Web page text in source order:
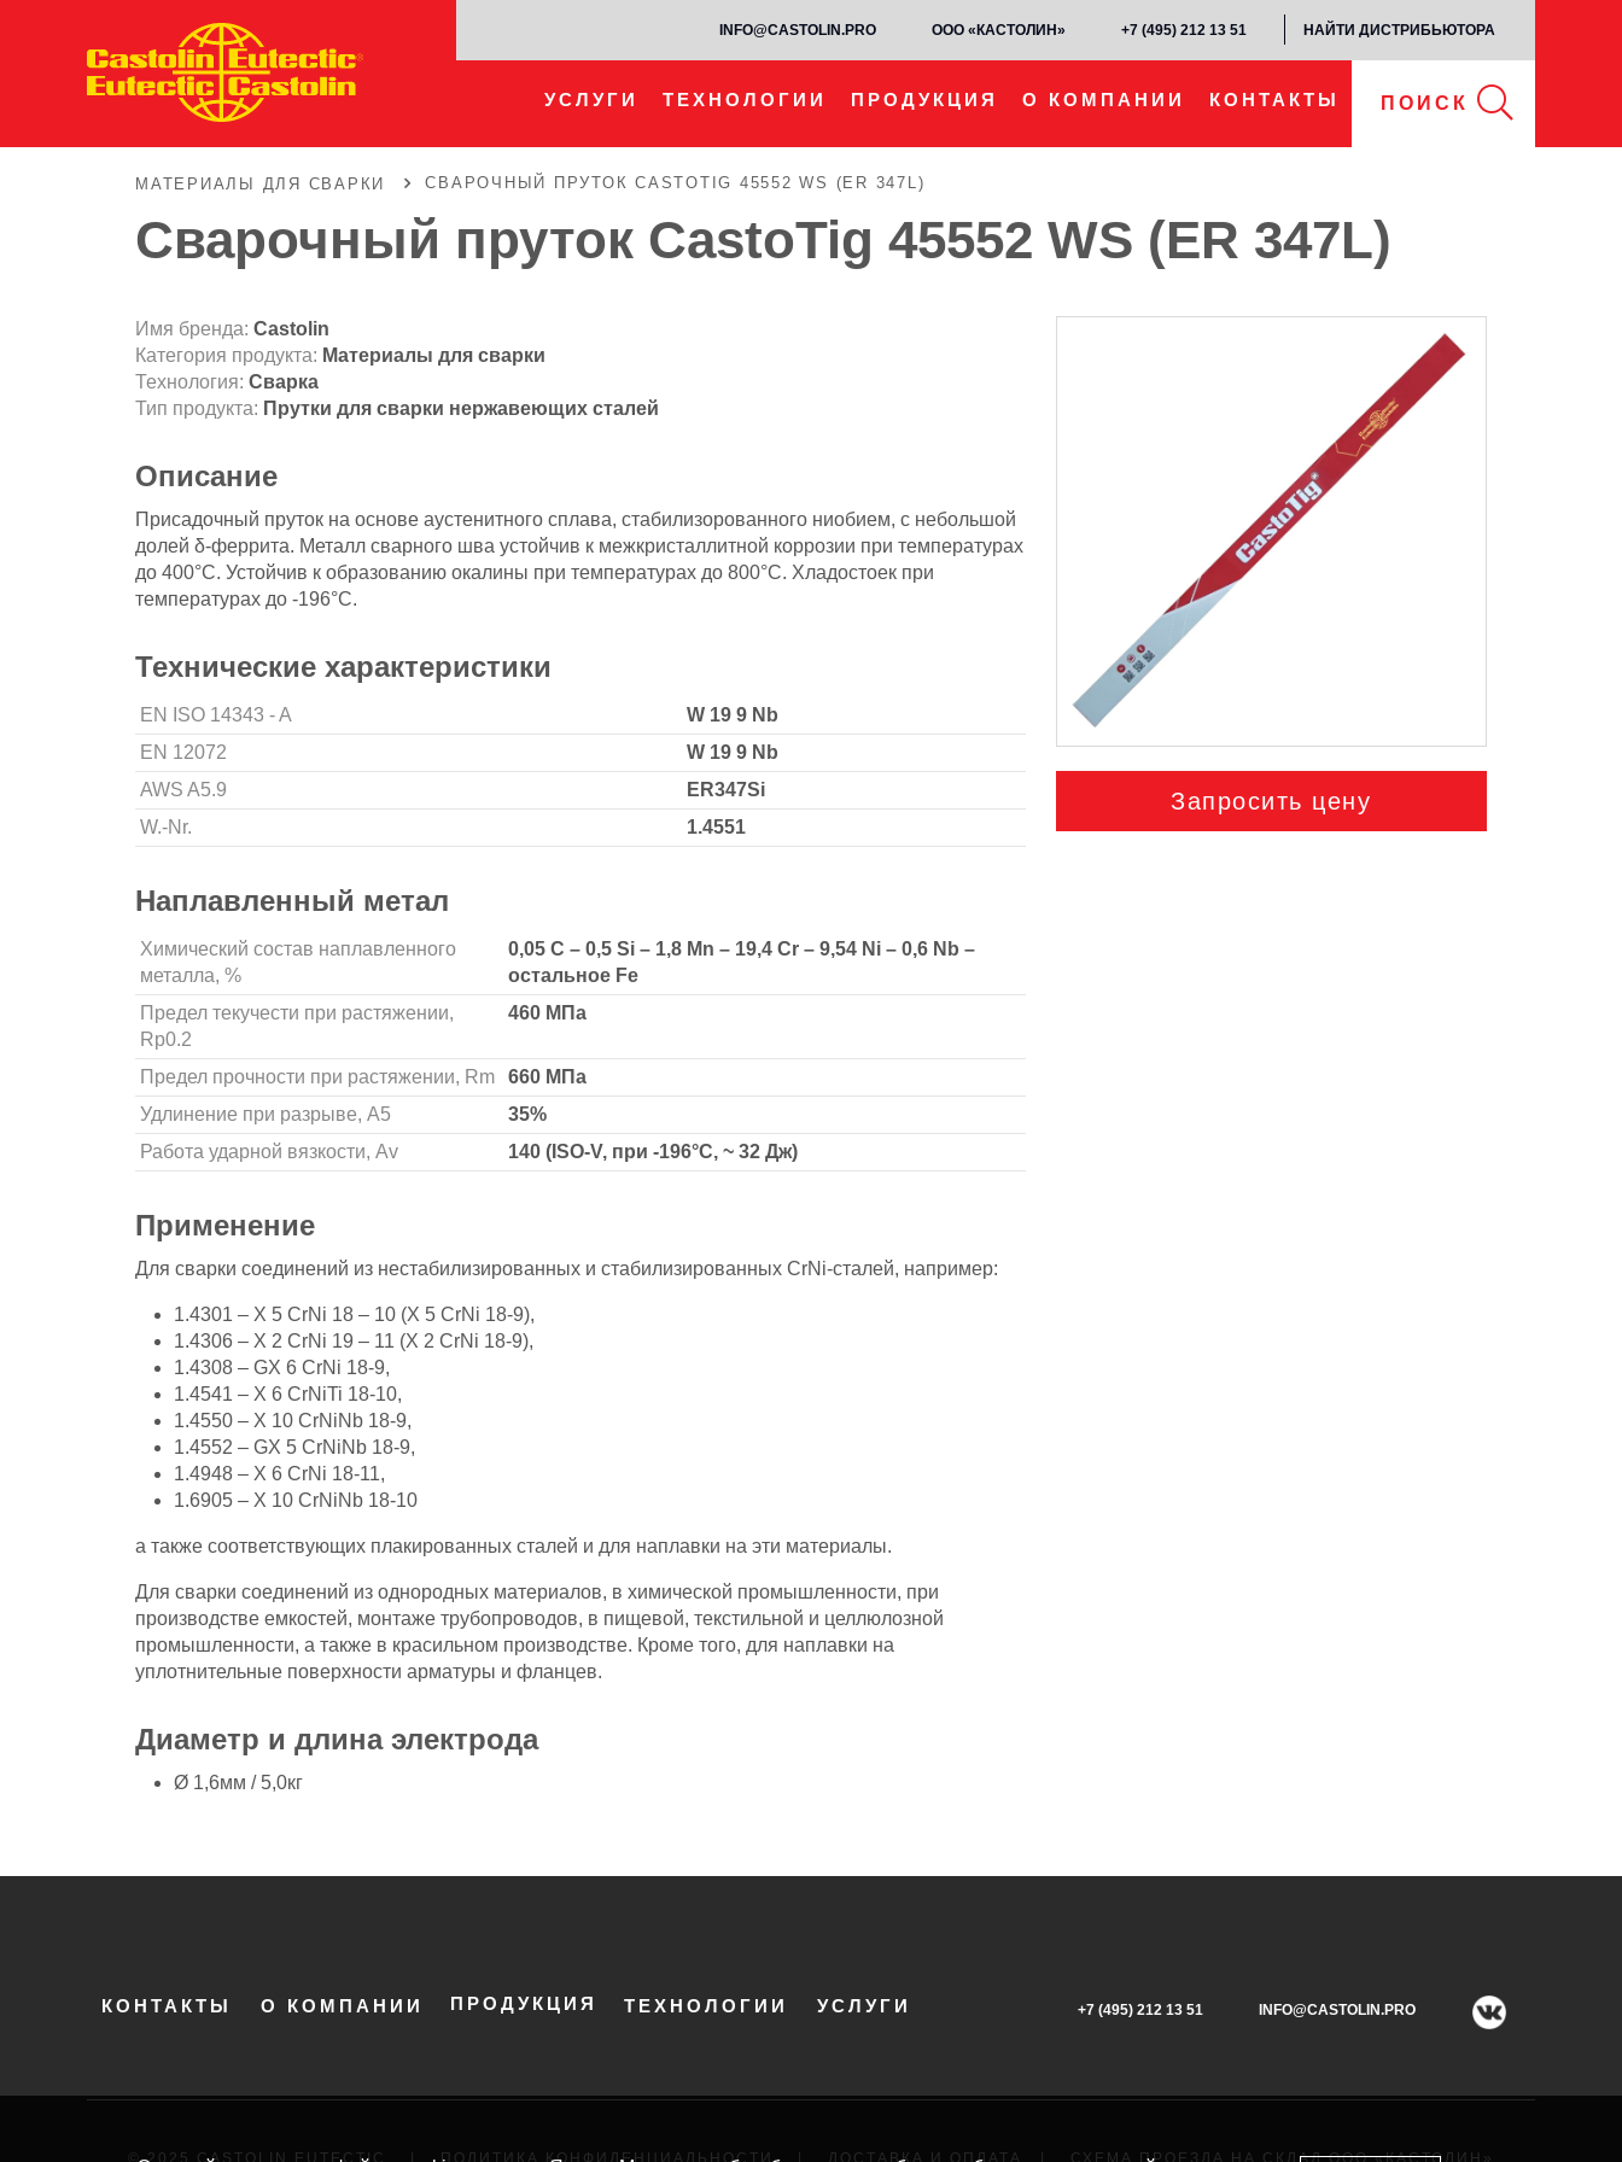
НАЙТИ ДИСТРИБЬЮТОРА
+7 (495) 212 13 51​
ООО «КАСТОЛИН»
INFO@CASTOLIN.PRO
ПОИСК
КОНТАКТЫ
О КОМПАНИИ
ПРОДУКЦИЯ
ТЕХНОЛОГИИ
УСЛУГИ
МАТЕРИАЛЫ ДЛЯ СВАРКИ СВАРОЧНЫЙ ПРУТОК CASTOTIG 45552 WS (ER 347L)
Сварочный пруток CastoTig 45552 WS (ER 347L)
Имя бренда: Castolin
Категория продукта: Материалы для сварки
Технология: Сварка
Тип продукта: Прутки для сварки нержавеющих сталей
Описание
Присадочный пруток на основе аустенитного сплава, стабилизорованного ниобием, с небольшой
долей δ-феррита. Металл сварного шва устойчив к межкристаллитной коррозии при температурах
до 400°С. Устойчив к образованию окалины при температурах до 800°С. Хладостоек при
температурах до -196°С.
Технические характеристики
EN ISO 14343 - A
W 19 9 Nb
EN 12072
W 19 9 Nb
AWS A5.9
ER347Si
W.-Nr.
1.4551
Наплавленный метал
Химический состав наплавленного
металла, %
0,05 С – 0,5 Si – 1,8 Mn – 19,4 Cr – 9,54 Ni – 0,6 Nb –
остальное Fe
Предел текучести при растяжении,
Rp0.2
460 МПа
Предел прочности при растяжении, Rm
660 МПа
Удлинение при разрыве, А5
35%
Работа ударной вязкости, Аv
140 (ISO-V, при -196°С, ~ 32 Дж)
Применение
Для сварки соединений из нестабилизированных и стабилизированных CrNi-сталей, например:
1.4301 – X 5 CrNi 18 – 10 (Х 5 CrNi 18-9),
1.4306 – X 2 CrNi 19 – 11 (X 2 CrNi 18-9),
1.4308 – GX 6 CrNi 18-9,
1.4541 – X 6 CrNiTi 18-10,
1.4550 – X 10 CrNiNb 18-9,
1.4552 – GX 5 CrNiNb 18-9,
1.4948 – X 6 CrNi 18-11,
1.6905 – X 10 CrNiNb 18-10
а также соответствующих плакированных сталей и для наплавки на эти материалы.
Для сварки соединений из однородных материалов, в химической промышленности, при
производстве емкостей, монтаже трубопроводов, в пищевой, текстильной и целлюлозной
промышленности, а также в красильном производстве. Кроме того, для наплавки на
уплотнительные поверхности арматуры и фланцев.
Диаметр и длина электрода
Ø 1,6мм / 5,0кг
Запросить цену
КОНТАКТЫ О КОМПАНИИ ПРОДУКЦИЯ ТЕХНОЛОГИИ УСЛУГИ INFO@CASTOLIN.PRO
+7 (495) 212 13 51​
© 2025 CASTOLIN EUTECTIC ПОЛИТИКА КОНФИДЕНЦИАЛЬНОСТИ ДОСТАВКА И ОПЛАТА СХЕМА ПРОЕЗДА НА СКЛАД ООО «КАСТОЛИН»